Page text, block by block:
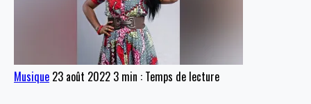
Musique 23 août 2022 3 min : Temps de lecture